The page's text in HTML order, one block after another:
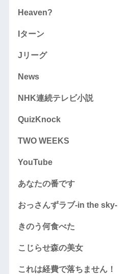
Heaven?
Iターン
Jリーグ
News
NHK連続テレビ小説
QuizKnock
TWO WEEKS
YouTube
あなたの番です
おっさんずラブ-in the sky-
きのう何食べた
こじらせ森の美女
これは経費で落ちません！